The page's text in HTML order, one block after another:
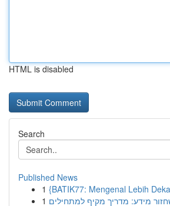
HTML is disabled
Search
Published News
1 {BATIK77: Mengenal Lebih
1 מידע: מדריך מקיף למתחילים